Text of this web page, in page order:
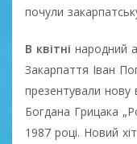
почули
В квітні народний
Закарпаття Іван
презентували нову
Богдана Грицака
1987 році. Новий